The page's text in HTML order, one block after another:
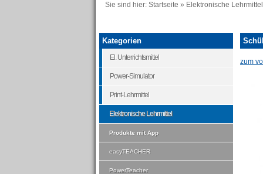
Sie sind hier: Startseite » Elektronische Lehrmittel
zum
Kategorien
El. Unterrichtsmittel
Power-Simulator
Print-Lehrmittel
Elektronische Lehrmittel
Produkte mit App
easyTEACHER
PowerTeacher